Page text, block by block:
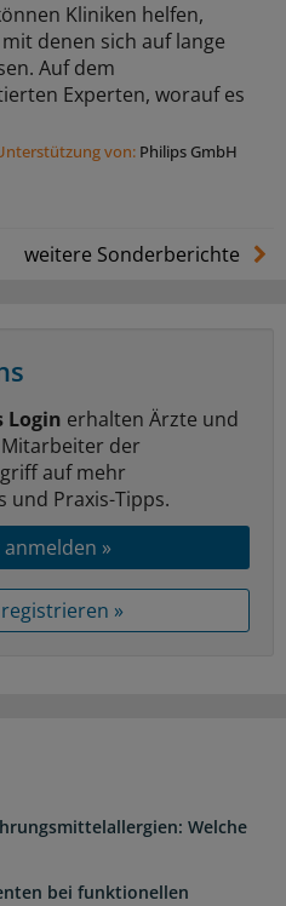
Kliniken helfen,
denen sich auf lange
Auf dem
Experten, worauf es
von: Philips GmbH
weitere Sonderberichte
Login erhalten Ärzte und
der
auf mehr
und Praxis-Tipps.
anmelden »
»
Welche
bei funktionellen